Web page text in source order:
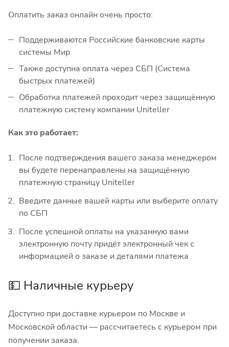
Оплатить заказ онлайн очень просто:
Поддерживаются Российские банковские карты
системы Мир
Также доступна оплата через СБП (Система
быстрых платежей)
Обработка платежей проходит через защищённую
платежную систему компании Uniteller
Как это работает:
После подтверждения вашего заказа менеджером
вы будете перенаправлены на защищённую
платежную страницу Uniteller
Введите данные вашей карты или выберите оплату
по СБП
После успешной оплаты на указанную вами
электронную почту придёт электронный чек с
информацией о заказе и деталями платежа
💵 Наличные курьеру
Доступно при доставке курьером по Москве и
Московской области — рассчитаетесь с курьером при
получении заказа.